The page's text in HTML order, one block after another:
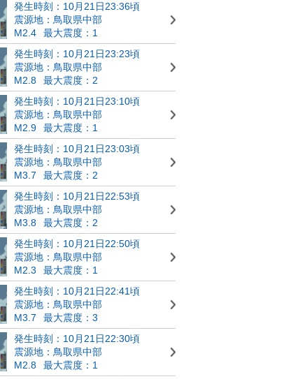
発生時刻：10月21日23:36頃
震源地：鳥取県中部
M2.4
最大震度：1
発生時刻：10月21日23:23頃
震源地：鳥取県中部
M2.8
最大震度：2
発生時刻：10月21日23:10頃
震源地：鳥取県中部
M2.9
最大震度：1
発生時刻：10月21日23:03頃
震源地：鳥取県中部
M3.7
最大震度：2
発生時刻：10月21日22:53頃
震源地：鳥取県中部
M3.8
最大震度：2
発生時刻：10月21日22:50頃
震源地：鳥取県中部
M2.3
最大震度：1
発生時刻：10月21日22:41頃
震源地：鳥取県中部
M3.7
最大震度：3
発生時刻：10月21日22:30頃
震源地：鳥取県中部
M2.8
最大震度：1